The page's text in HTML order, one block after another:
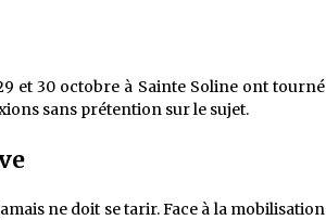
et 30 octobre à Sainte Soline ont tourné
sans prétention sur le sujet.
ne doit se tarir. Face à la mobilisation